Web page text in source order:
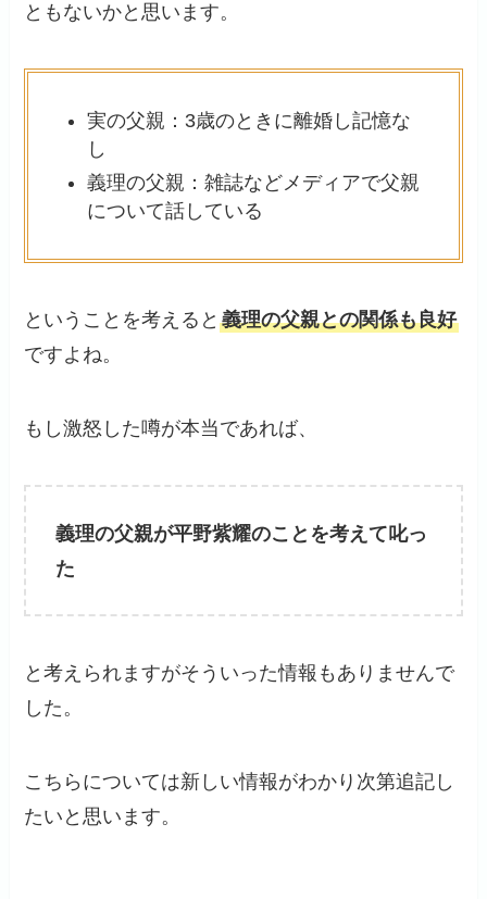
ともないかと思います。
実の父親：3歳のときに離婚し記憶な
し
義理の父親：雑誌などメディアで父親
について話している
ということを考えると義理の父親との関係も良好
ですよね。
もし激怒した噂が本当であれば、
義理の父親が平野紫耀のことを考えて叱っ
た
と考えられますがそういった情報もありませんで
した。
こちらについては新しい情報がわかり次第追記し
たいと思います。